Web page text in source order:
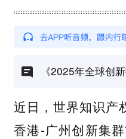
《2025年全球创
近日，世界知识产
香港-广州创新集